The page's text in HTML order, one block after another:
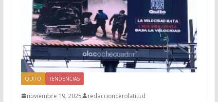
QUITO TENDENCIAS
noviembre 19, 2025 redaccioncerolatitud